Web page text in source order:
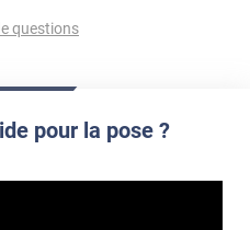
GLASSplus-242x
film adhésif pour vitre
questions
pour la pose ?